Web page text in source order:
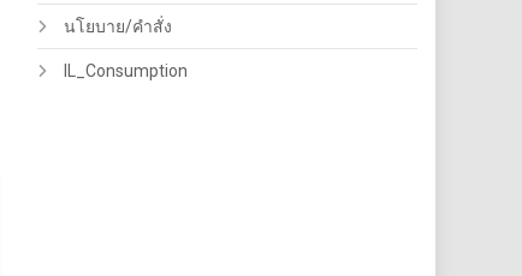
นโยบาย/คำสั่ง
IL_Consumption